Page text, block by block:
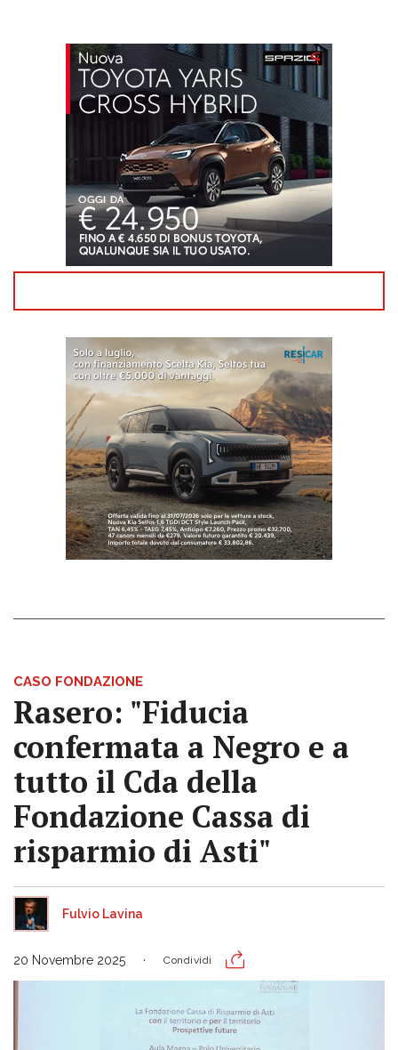
CASO FONDAZIONE
Rasero: "Fiducia
confermata a Negro e a
tutto il Cda della
Fondazione Cassa di
risparmio di Asti"
Fulvio Lavina
20 Novembre 2025 Condividi